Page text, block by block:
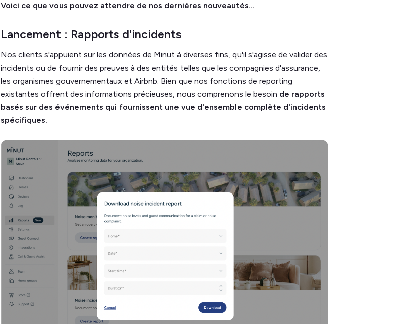
Voici ce que vous pouvez attendre de nos dernières nouveautés...
Lancement : Rapports d'incidents
Nos clients s'appuient sur les données de Minut à diverses fins, qu'il s'agisse de valider des
incidents ou de fournir des preuves à des entités telles que les compagnies d'assurance,
les organismes gouvernementaux et Airbnb. Bien que nos fonctions de reporting
existantes offrent des informations précieuses, nous comprenons le besoin de rapports
basés sur des événements qui fournissent une vue d'ensemble complète d'incidents
spécifiques.